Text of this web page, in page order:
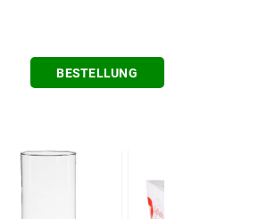
BESTELLUNG